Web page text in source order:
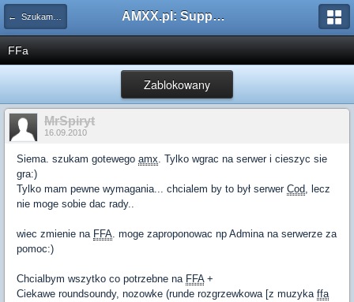
← Szukam pluginu AMXX.pl: Support AMX Mod X i SourceMod
FFa
Zablokowany
MrSpiryt
16.09.2010
Siema. szukam gotewego amx. Tylko wgrac na serwer i cieszyc sie
gra:)
Tylko mam pewne wymagania... chcialem by to był serwer Cod, lecz
nie moge sobie dac rady..
wiec zmienie na FFA. moge zaproponowac np Admina na serwerze za
pomoc:)
Chcialbym wszytko co potrzebne na FFA+
Ciekawe roundsoundy, nozowke (runde rozgrzewkowa [z muzyka ffa